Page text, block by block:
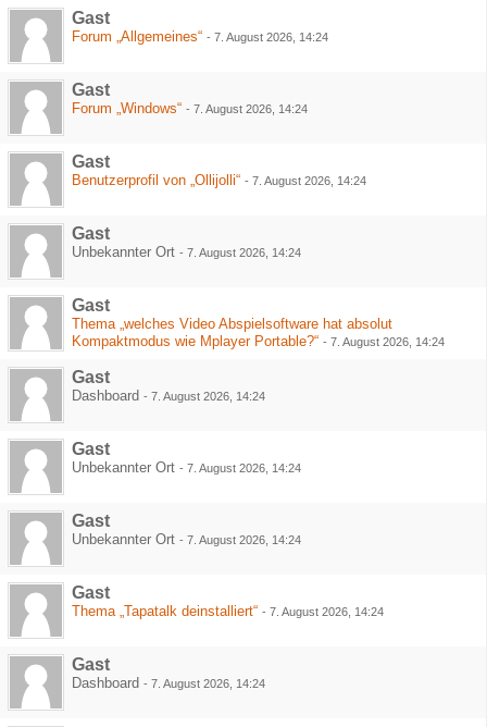
Gast
Forum „Allgemeines“ - 7. August 2026, 14:24
Gast
Forum „Windows“ - 7. August 2026, 14:24
Gast
Benutzerprofil von „Ollijolli“ - 7. August 2026, 14:24
Gast
Unbekannter Ort - 7. August 2026, 14:24
Gast
Thema „welches Video Abspielsoftware hat absolut
Kompaktmodus wie Mplayer Portable?“ - 7. August 2026, 14:24
Gast
Dashboard - 7. August 2026, 14:24
Gast
Unbekannter Ort - 7. August 2026, 14:24
Gast
Unbekannter Ort - 7. August 2026, 14:24
Gast
Thema „Tapatalk deinstalliert“ - 7. August 2026, 14:24
Gast
Dashboard - 7. August 2026, 14:24